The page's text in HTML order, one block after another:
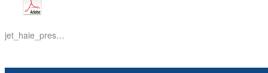
jet_haie_presentation_visites_terrain_09092021.pdf